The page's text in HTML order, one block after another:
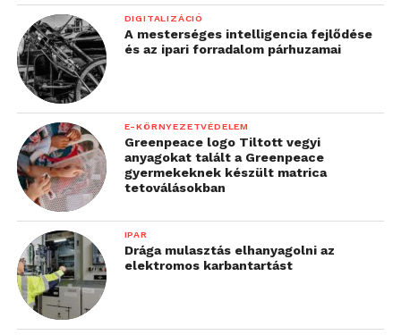
DIGITALIZÁCIÓ
A mesterséges intelligencia fejlődése
és az ipari forradalom párhuzamai
E-KÖRNYEZETVÉDELEM
Greenpeace logo Tiltott vegyi
anyagokat talált a Greenpeace
gyermekeknek készült matrica
tetoválásokban
IPAR
Drága mulasztás elhanyagolni az
elektromos karbantartást